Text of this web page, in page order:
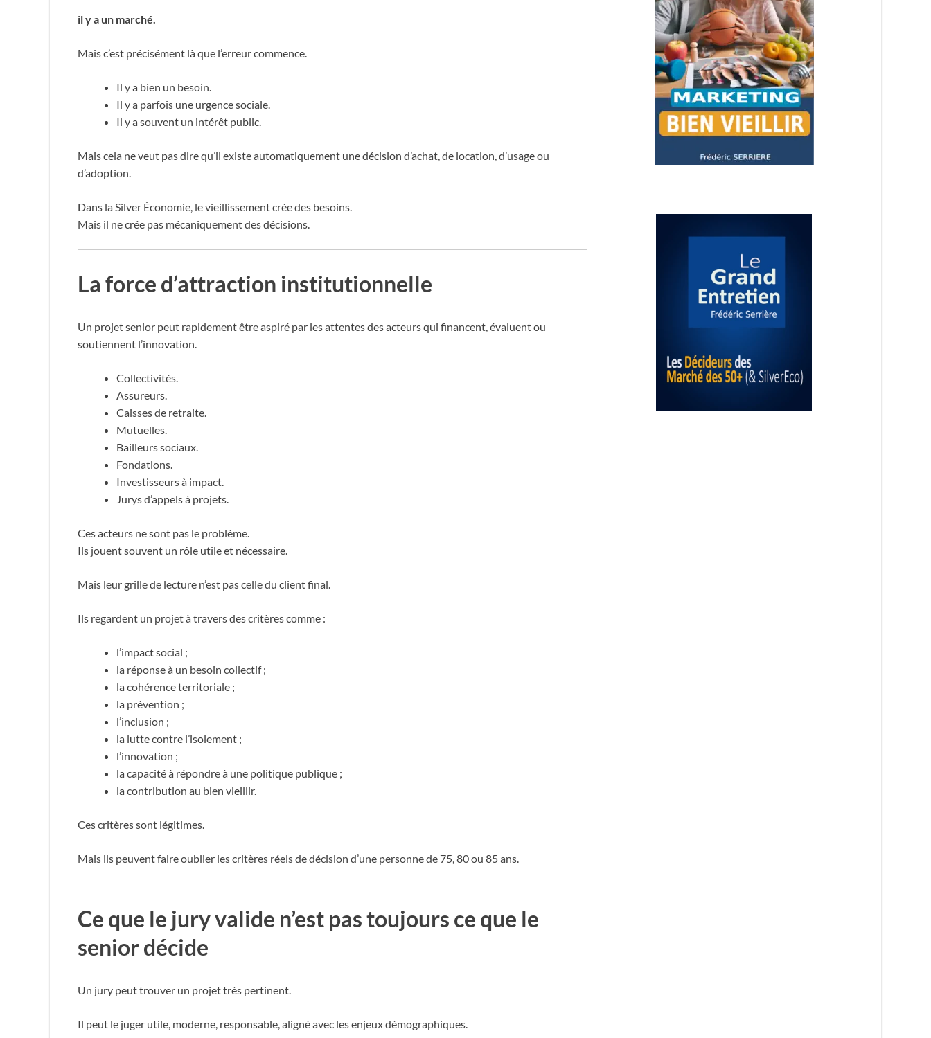
il y a un marché.
Mais c’est précisément là que l’erreur commence.
Il y a bien un besoin.
Il y a parfois une urgence sociale.
Il y a souvent un intérêt public.
Mais cela ne veut pas dire qu’il existe automatiquement une décision d’achat, de location, d’usage ou
d’adoption.
Dans la Silver Économie, le vieillissement crée des besoins.
Mais il ne crée pas mécaniquement des décisions.
La force d’attraction institutionnelle
Un projet senior peut rapidement être aspiré par les attentes des acteurs qui financent, évaluent ou
soutiennent l’innovation.
Collectivités.
Assureurs.
Caisses de retraite.
Mutuelles.
Bailleurs sociaux.
Fondations.
Investisseurs à impact.
Jurys d’appels à projets.
Ces acteurs ne sont pas le problème.
Ils jouent souvent un rôle utile et nécessaire.
Mais leur grille de lecture n’est pas celle du client final.
Ils regardent un projet à travers des critères comme :
l’impact social ;
la réponse à un besoin collectif ;
la cohérence territoriale ;
la prévention ;
l’inclusion ;
la lutte contre l’isolement ;
l’innovation ;
la capacité à répondre à une politique publique ;
la contribution au bien vieillir.
Ces critères sont légitimes.
Mais ils peuvent faire oublier les critères réels de décision d’une personne de 75, 80 ou 85 ans.
Ce que le jury valide n’est pas toujours ce que le
senior décide
Un jury peut trouver un projet très pertinent.
Il peut le juger utile, moderne, responsable, aligné avec les enjeux démographiques.